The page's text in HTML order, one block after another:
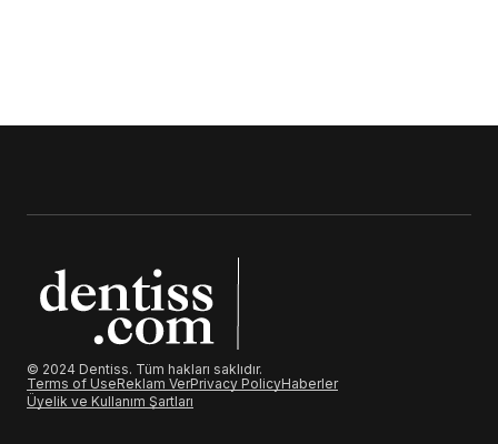
© 2024 Dentiss. Tüm hakları saklıdır.
Terms of UseReklam VerPrivacy PolicyHaberler
Üyelik ve Kullanım Şartları